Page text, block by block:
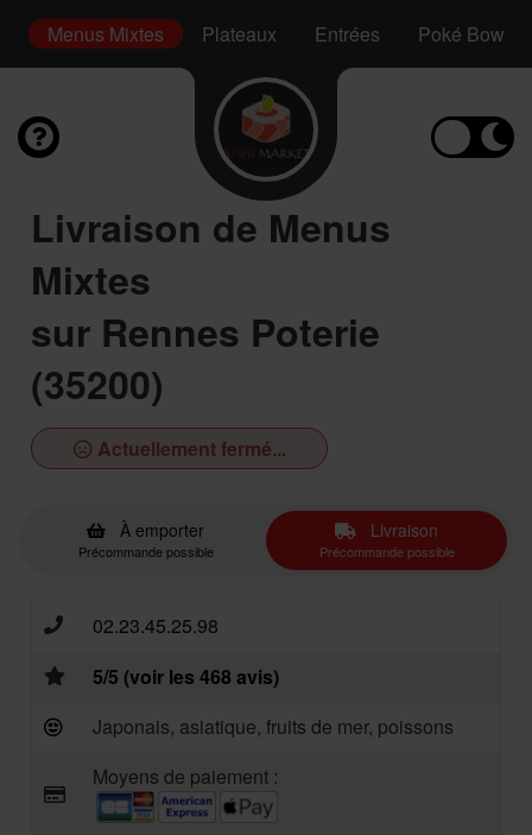
Menus Mixtes Plateaux Entrées Poké Bowl
Livraison de Menus
Mixtes
sur Rennes Poterie
(35200)
Actuellement fermé...
À emporter
Précommande possible
Livraison
Précommande possible
02.23.45.25.98
5/5 (voir les 468 avis)
Japonais, asiatique, fruits de mer, poissons
Moyens de paiement :